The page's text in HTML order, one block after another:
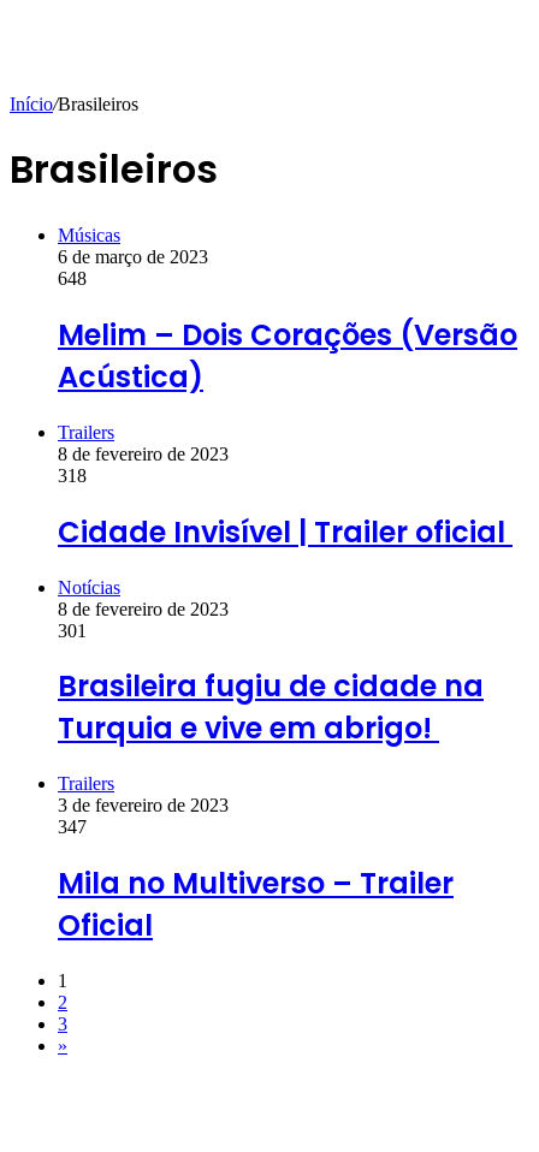
Início/Brasileiros
Brasileiros
Músicas
6 de março de 2023
648
Melim – Dois Corações (Versão
Acústica)
Trailers
8 de fevereiro de 2023
318
Cidade Invisível | Trailer oficial
Notícias
8 de fevereiro de 2023
301
Brasileira fugiu de cidade na
Turquia e vive em abrigo!
Trailers
3 de fevereiro de 2023
347
Mila no Multiverso – Trailer
Oficial
1
2
3
»